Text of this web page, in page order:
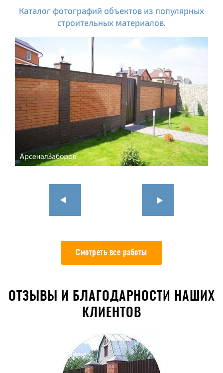
Каталог фотографий объектов из популярных
строительных материалов.
Смотреть все работы
ОТЗЫВЫ И БЛАГОДАРНОСТИ НАШИХ
КЛИЕНТОВ